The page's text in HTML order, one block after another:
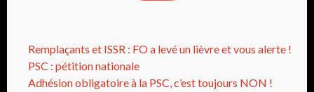
Remplaçants et ISSR : FO a levé un lièvre et vous alerte !
PSC : pétition nationale
Adhésion obligatoire à la PSC, c’est toujours NON !